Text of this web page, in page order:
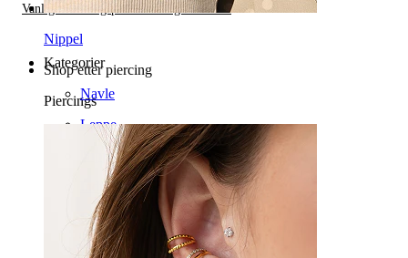
Nippel
Shop etter piercing
Piercings
Vanlige Piercingsproblemer og Aftercare
Kategorier
Navle
Leppe
Nippel
Industriell
Dermal
Helix